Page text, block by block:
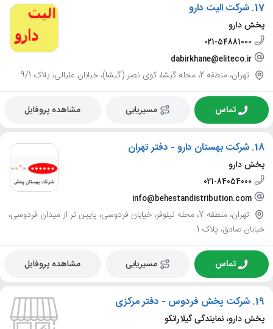
17. شرکت الیت دارو
پخش دارو
021-54881000
dabirkhane@eliteco.ir
تهران، منطقه 2، محله گیشا، کوی نصر (گیشا)، خیابان علیالی، پلاک 9/1
تماس مسیریابی مشاهده پروفایل
18. شرکت بهستان دارو - دفتر تهران
پخش دارو
021-84054000
info@behestandistribution.com
تهران، منطقه 7، محله نیلوفر، خیابان فردوسی، پایین تر از میدان فردوسی،
خیابان صادق، پلاک 1
تماس مسیریابی مشاهده پروفایل
19. شرکت پخش فردوس - دفتر مرکزی
پخش دارو، نمایندگی گیلارانکو